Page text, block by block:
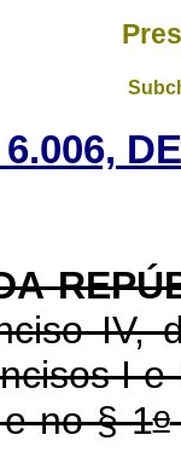
IV,
I e
no § 1o